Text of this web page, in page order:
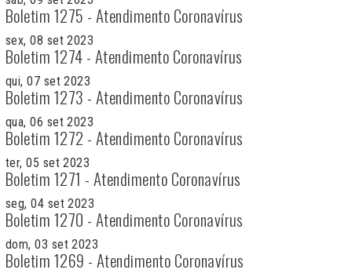
Boletim 1275 - Atendimento Coronavírus
sex, 08 set 2023
Boletim 1274 - Atendimento Coronavírus
qui, 07 set 2023
Boletim 1273 - Atendimento Coronavírus
qua, 06 set 2023
Boletim 1272 - Atendimento Coronavírus
ter, 05 set 2023
Boletim 1271 - Atendimento Coronavírus
seg, 04 set 2023
Boletim 1270 - Atendimento Coronavírus
dom, 03 set 2023
Boletim 1269 - Atendimento Coronavírus